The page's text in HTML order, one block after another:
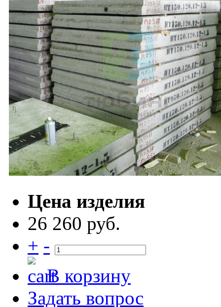
Цена изделия
26 260 руб.
+ -
В корзину
Задать вопрос